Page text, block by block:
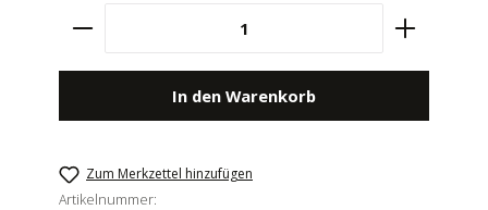
Produkt Anzahl: Gib den gewünschten
In den Warenkorb
Zum Merkzettel hinzufügen
Artikelnummer: